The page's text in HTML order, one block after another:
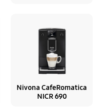
Nivona CafeRomatica
NICR 690